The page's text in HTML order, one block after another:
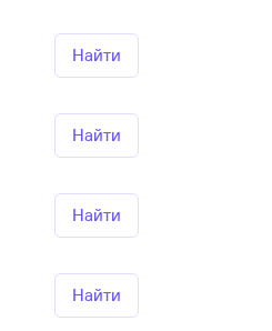
Найти
Найти
Найти
Найти